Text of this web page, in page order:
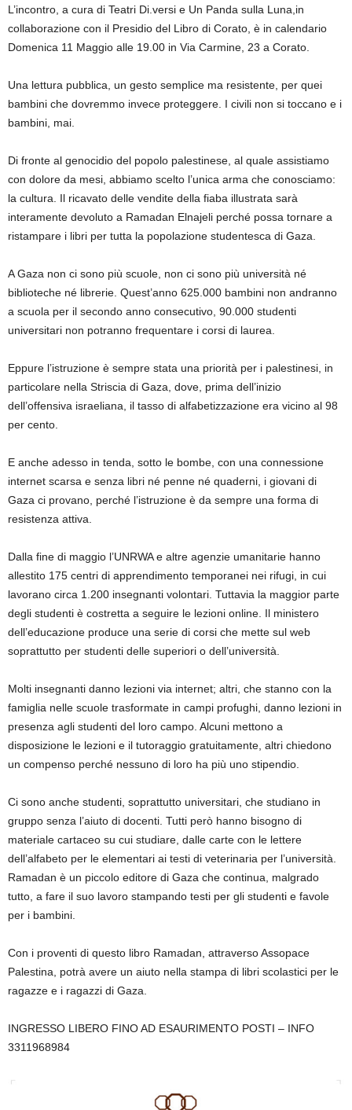
L’incontro, a cura di Teatri Di.versi e Un Panda sulla Luna, in
collaborazione con il Presidio del Libro di Corato, è in calendario
Domenica 11 Maggio alle 19 .00 in Via Carmine, 23 a Corato
Una lettura pubblica, un gesto semplice ma resistente, per quei
bambini che dovremmo invece proteggere. I civili non si toccano e i
bambini, mai.
Di fronte al genocidio del popolo palestinese, al quale assistiamo
con dolore da mesi, abbiamo scelto l’unica arma che conosciamo:
la cultura. Il ricavato delle vendite della fiaba illustrata sarà
interamente devoluto a Ramadan Elnajeli perché possa tornare a
ristampare i libri per tutta la popolazione studentesca di Gaza.
A Gaza non ci sono più scuole, non ci sono più università né
biblioteche né librerie. Quest’anno 625.000 bambini non andranno
a scuola per il secondo anno consecutivo, 90.000 studenti
universitari non potranno frequentare i corsi di laurea.
Eppure l’istruzione è sempre stata una priorità per i palestinesi, in
particolare nella Striscia di Gaza, dove, prima dell’inizio
dell’offensiva israeliana, il tasso di alfabetizzazione era vicino al 98
per cento.
E anche adesso in tenda, sotto le bombe, con una connessione
internet scarsa e senza libri né penne né quaderni, i giovani di
Gaza ci provano, perché l’istruzione è da sempre una forma di
resistenza attiva.
Dalla fine di maggio l’UNRWA e altre agenzie umanitarie hanno
allestito 175 centri di apprendimento temporanei nei rifugi, in cui
lavorano circa 1.200 insegnanti volontari. Tuttavia la maggior parte
degli studenti è costretta a seguire le lezioni online. Il ministero
dell’educazione produce una serie di corsi che mette sul web
soprattutto per studenti delle superiori o dell’università.
Molti insegnanti danno lezioni via internet; altri, che stanno con la
famiglia nelle scuole trasformate in campi profughi, danno lezioni in
presenza agli studenti del loro campo. Alcuni mettono a
disposizione le lezioni e il tutoraggio gratuitamente, altri chiedono
un compenso perché nessuno di loro ha più uno stipendio.
Ci sono anche studenti, soprattutto universitari, che studiano in
gruppo senza l’aiuto di docenti. Tutti però hanno bisogno di
materiale cartaceo su cui studiare, dalle carte con le lettere
dell’alfabeto per le elementari ai testi di veterinaria per l’università.
Ramadan è un piccolo editore di Gaza che continua, malgrado
tutto, a fare il suo lavoro stampando testi per gli studenti e favole
per i bambini.
Con i proventi di questo libro Ramadan, attraversoAssopace
Palestina, potrà avere un aiuto nella stampa di libri scolastici per le
ragazze e i ragazzi di Gaza.
INGRESSO LIBERO FINO AD ESAURIMENTO POSTI – INFO
3311968984